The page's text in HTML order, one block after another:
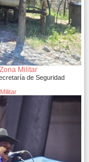
Militar
de Seguridad